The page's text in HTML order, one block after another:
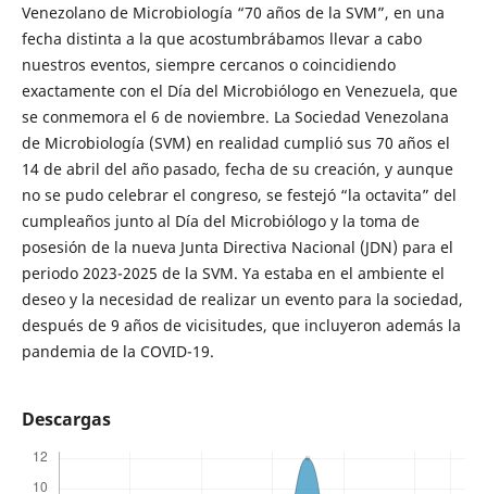
Venezolano de Microbiología “70 años de la SVM”, en una
fecha distinta a la que acostumbrábamos llevar a cabo
nuestros eventos, siempre cercanos o coincidiendo
exactamente con el Día del Microbiólogo en Venezuela, que
se conmemora el 6 de noviembre. La Sociedad Venezolana
de Microbiología (SVM) en realidad cumplió sus 70 años el
14 de abril del año pasado, fecha de su creación, y aunque
no se pudo celebrar el congreso, se festejó “la octavita” del
cumpleaños junto al Día del Microbiólogo y la toma de
posesión de la nueva Junta Directiva Nacional (JDN) para el
periodo 2023-2025 de la SVM. Ya estaba en el ambiente el
deseo y la necesidad de realizar un evento para la sociedad,
después de 9 años de vicisitudes, que incluyeron además la
pandemia de la COVID-19.
Descargas